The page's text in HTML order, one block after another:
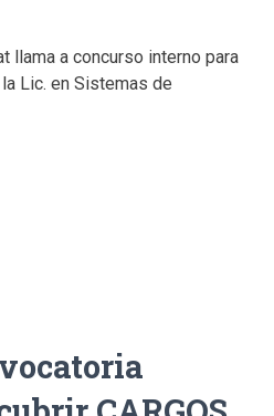
llama a concurso interno para
Lic. en Sistemas de